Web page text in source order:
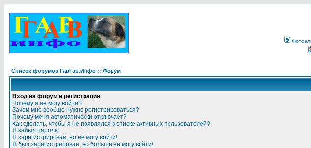
Список форумов ГавГав.Инфо :: Форум
Вход на форум и регистрация
Почему я не могу войти?
Зачем мне вообще нужно регистрироваться?
Почему меня автоматически отключает?
Как сделать, чтобы я не появлялся в списке активных пользователей?
Я забыл пароль!
Я зарегистрирован, но не могу войти!
Я был зарегистрирован, но больше не могу войти!